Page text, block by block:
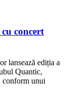
concert
lansează ediția a
Quantic,
conform unui